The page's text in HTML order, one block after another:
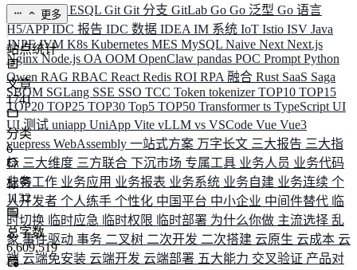
ELK ElysiaESQL Git Git 分支 GitLab Go Go 泛型 Go 语言
H5/APPIDC 报告 IDC 数据 IDEA IM 系统 IoT Istio ISV Java
JNPFJVM K8s Kubernetes MES MySQL Naive Next Next.js
NginxNode.js OA OOM OpenClaw pandas POC Prompt Python
Qwen RAG RBAC React Redis ROI RPA 融合 Rust SaaS Saga
SBOM SGLang SSE SSO TCC Token tokenizerTOP10 TOP15
TOP20 TOP25 TOP30 Top5 TOP50 Transformerts TypeScript UI
UI 测试 uniapp UniApp Vite vLLM vs VSCode Vue Vue3
vuepress WebAssembly 一站式方案 万字长文 三大报告 三大指
标 三大维度 三方联合 下沉市场 专属工具 业务人员 业务代码
业务工作 业务应用 业务报表 业务系统 业务自建 业务连续 个
人开发者 个人练手 个性化 中国平台 中小企业 中间件替代 临
时切换 临时应急 临时权限 临时部署 为什么你做 主流选择 乱
象 事件驱动 事务 二叉树 二次开发 二次搭建 云原生 云成本 云
端 云端免安装 云端开发 云端部署 五大能力 交叉验证 产品对
更多
站点统计
文章
1741
分类
6
标签
1132
总字数
6,609,519